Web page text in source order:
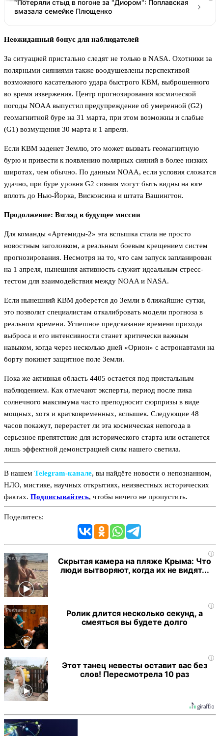
"Потеряли стыд в погоне за "Диором": Поплавская
вмазала семейке Плющенко
Неожиданный бонус для наблюдателей
За ситуацией пристально следят не только в NASA. Охотники за
полярными сияниями также воодушевлены перспективой
возможного касательного удара быстрого КВМ, выброшенного
во время извержения. Центр прогнозирования космической
погоды NOAA выпустил предупреждение об умеренной (G2)
геомагнитной буре на 31 марта, при этом возможны и слабые
(G1) возмущения 30 марта и 1 апреля.
Если КВМ заденет Землю, это может вызвать геомагнитную
бурю и привести к появлению полярных сияний в более низких
широтах, чем обычно. По данным NOAA, если условия сложатся
удачно, при буре уровня G2 сияния могут быть видны на юге
вплоть до Нью-Йорка, Висконсина и штата Вашингтон.
Продолжение: Взгляд в будущее миссии
Для команды «Артемиды-2» эта вспышка стала не просто
новостным заголовком, а реальным боевым крещением систем
прогнозирования. Несмотря на то, что сам запуск запланирован
на 1 апреля, нынешняя активность служит идеальным стресс-
тестом для взаимодействия между NOAA и NASA.
Если нынешний КВМ доберется до Земли в ближайшие сутки,
это позволит специалистам откалибровать модели прогноза в
реальном времени. Успешное предсказание времени прихода
выброса и его интенсивности станет критически важным
навыком, когда через несколько дней «Орион» с астронавтами на
борту покинет защитное поле Земли.
Пока же активная область 4405 остается под пристальным
наблюдением. Как отмечают эксперты, период после пика
солнечного максимума часто преподносит сюрпризы в виде
мощных, хотя и кратковременных, вспышек. Следующие 48
часов покажут, перерастет ли эта космическая непогода в
серьезное препятствие для исторического старта или останется
лишь эффектной демонстрацией силы нашего светила.
В нашем Telegram‑канале, вы найдёте новости о непознанном,
НЛО, мистике, научных открытиях, неизвестных исторических
фактах. Подписывайтесь, чтобы ничего не пропустить.
Поделитесь:
i
Скрытая камера на пляже Крыма: Что
люди вытворяют, когда их не видят...
i
Ролик длится несколько секунд, а
смеяться вы будете долго
i
Этот танец невесты оставит вас без
слов! Пересмотрела 10 раз